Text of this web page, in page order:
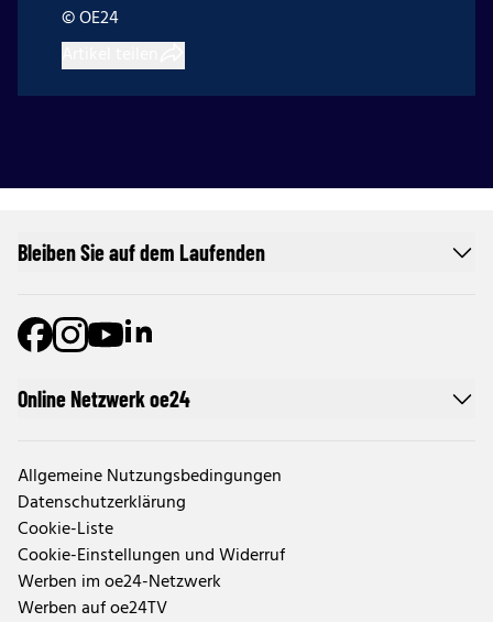
© OE24
Online Netzwerk oe24
Allgemeine Nutzungsbedingungen
Datenschutzerklärung
Cookie-Liste
Cookie-Einstellungen und Widerruf
Werben im oe24-Netzwerk
Werben auf oe24TV
Bleiben Sie auf dem Laufenden